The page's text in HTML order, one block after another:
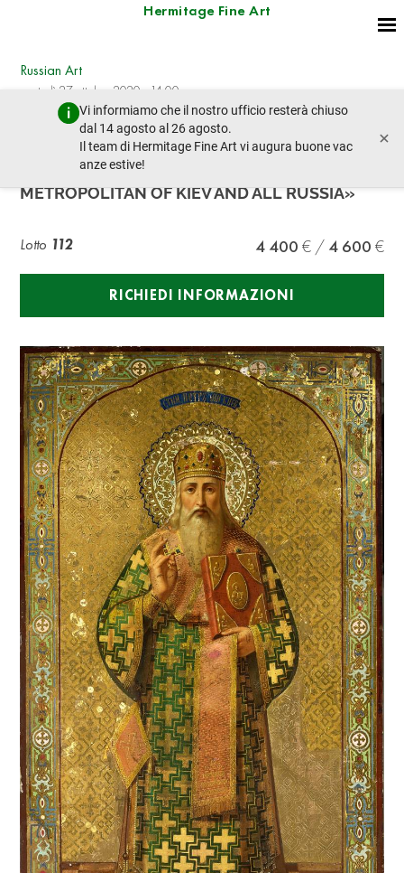
Hermitage Fine Art
Vi informiamo che il nostro ufficio resterà chiuso
dal 14 agosto al 26 agosto.
Il team di Hermitage Fine Art vi augura buone vac
anze estive!
×
Russian Art
martedì 27 ottobre 2020 - 14:00
lotto precedente lotto prossimo
AN ICON «SAINT PETER,
METROPOLITAN OF KIEV AND ALL RUSSIA»
Lotto 112 4 400 4 600
RICHIEDI INFORMAZIONI